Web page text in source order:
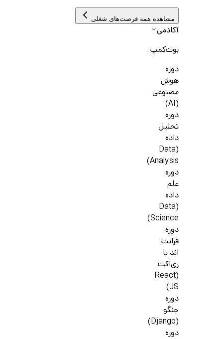
مشاهده همه فرصت‌های شغلی
آکادمی
بوت‌کمپ
دوره
هوش
مصنوعی
(AI)
دوره
تحلیل
داده
(Data
Analysis)
دوره
علم
داده
(Data
Science)
دوره
فرانت
اند با
ری‌اکت
(React
JS)
دوره
جنگو
(Django)
دوره